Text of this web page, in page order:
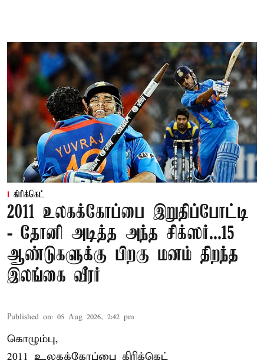
கிரிக்கெட்
2011 உலகக்கோப்பை இறுதிப்போட்டி
- தோனி அடித்த அந்த சிக்ஸர்...15
ஆண்டுகளுக்கு பிறகு மனம் திறந்த
இலங்கை வீரர்
Published on: 05 Aug 2026, 2:42 pm
கொழும்பு,
2011 உலகக்கோப்பை கிரிக்கெட்